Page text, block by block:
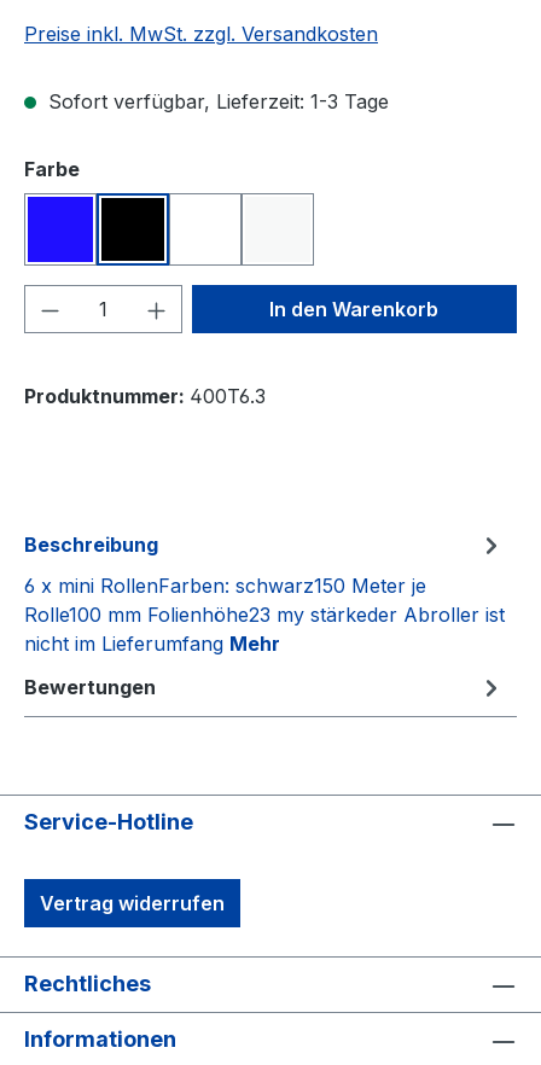
Preise inkl. MwSt. zzgl. Versandkosten
Sofort verfügbar, Lieferzeit: 1-3 Tage
Farbeauswählen
Produkt Anzahl: Gib denIn den Warenkorb
Produktnummer: 400T6.3
Beschreibung
6 x mini RollenFarben: schwarz150 Meter je
Rolle100 mm Folienhöhe23 my stärkeder Abroller ist
nicht im Lieferumfang Mehr
Bewertungen
Service-Hotline
Vertrag widerrufen
Rechtliches
Informationen